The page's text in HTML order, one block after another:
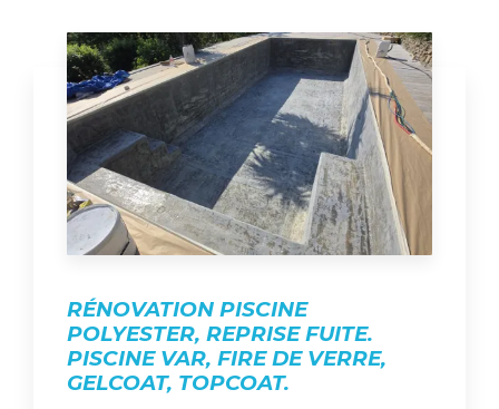
RÉNOVATION PISCINE
POLYESTER, REPRISE FUITE.
PISCINE VAR, FIRE DE VERRE,
GELCOAT, TOPCOAT.